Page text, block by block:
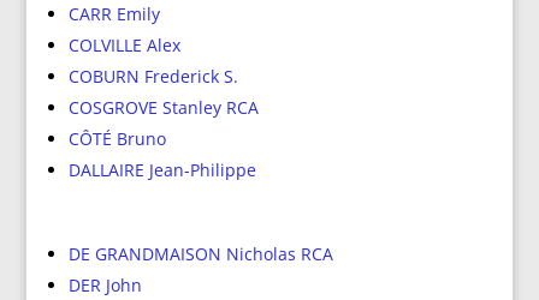
CARR Emily
COLVILLE Alex
COBURN Frederick S.
COSGROVE Stanley RCA
CÔTÉ Bruno
DALLAIRE Jean-Philippe
DE GRANDMAISON Nicholas RCA
DER John